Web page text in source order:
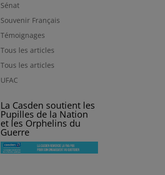
Sénat
Souvenir Français
Témoignages
Tous les articles
Tous les articles
UFAC
La Casden soutient les
Pupilles de la Nation
et les Orphelins du
Guerre